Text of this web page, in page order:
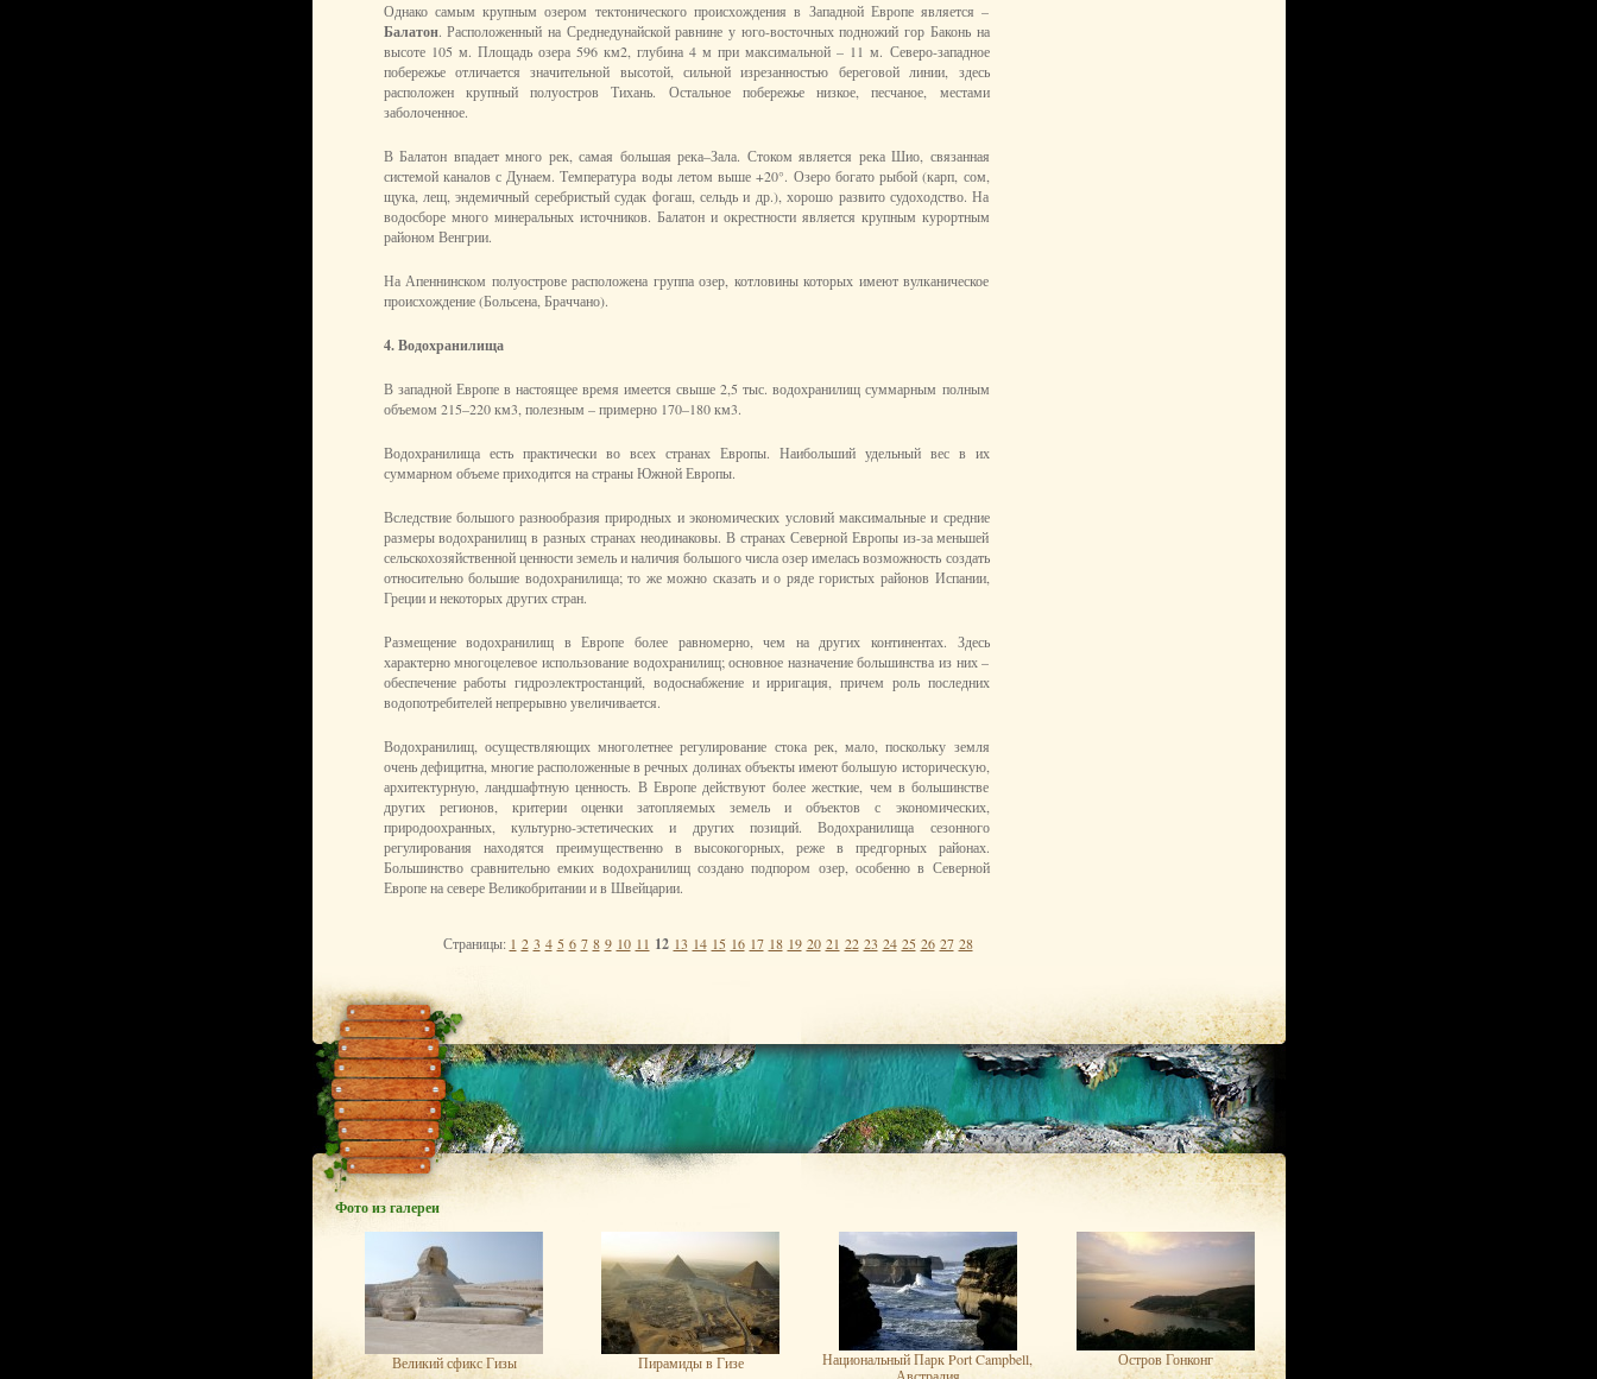
Однако самым крупным озером тектонического происхождения в Западной Европе является –
Балатон. Расположенный на Среднедунайской равнине у юго-восточных подножий гор Баконь на
высоте 105 м. Площадь озера 596 км2, глубина 4 м при максимальной – 11 м. Северо-западное
побережье отличается значительной высотой, сильной изрезанностью береговой линии, здесь
расположен крупный полуостров Тихань. Остальное побережье низкое, песчаное, местами
заболоченное.
В Балатон впадает много рек, самая большая река–Зала. Стоком является река Шио, связанная
системой каналов с Дунаем. Температура воды летом выше +20°. Озеро богато рыбой (карп, сом,
щука, лещ, эндемичный серебристый судак фогаш, сельдь и др.), хорошо развито судоходство. На
водосборе много минеральных источников. Балатон и окрестности является крупным курортным
районом Венгрии.
На Апеннинском полуострове расположена группа озер, котловины которых имеют вулканическое
происхождение (Больсена, Браччано).
4. Водохранилища
В западной Европе в настоящее время имеется свыше 2,5 тыс. водохранилищ суммарным полным
объемом 215–220 км3, полезным – примерно 170–180 км3.
Водохранилища есть практически во всех странах Европы. Наибольший удельный вес в их
суммарном объеме приходится на страны Южной Европы.
Вследствие большого разнообразия природных и экономических условий максимальные и средние
размеры водохранилищ в разных странах неодинаковы. В странах Северной Европы из-за меньшей
сельскохозяйственной ценности земель и наличия большого числа озер имелась возможность создать
относительно большие водохранилища; то же можно сказать и о ряде гористых районов Испании,
Греции и некоторых других стран.
Размещение водохранилищ в Европе более равномерно, чем на других континентах. Здесь
характерно многоцелевое использование водохранилищ; основное назначение большинства из них –
обеспечение работы гидроэлектростанций, водоснабжение и ирригация, причем роль последних
водопотребителей непрерывно увеличивается.
Водохранилищ, осуществляющих многолетнее регулирование стока рек, мало, поскольку земля
очень дефицитна, многие расположенные в речных долинах объекты имеют большую историческую,
архитектурную, ландшафтную ценность. В Европе действуют более жесткие, чем в большинстве
других регионов, критерии оценки затопляемых земель и объектов с экономических,
природоохранных, культурно-эстетических и других позиций. Водохранилища сезонного
регулирования находятся преимущественно в высокогорных, реже в предгорных районах.
Большинство сравнительно емких водохранилищ создано подпором озер, особенно в Северной
Европе на севере Великобритании и в Швейцарии.
Страницы: 1 2 3 4 5 6 7 8 9 10 11 12 13 14 15 16 17 18 19 20 21 22 23 24 25 26 27 28
Фото из галереи
Великий сфикс Гизы Пирамиды в Гизе
Национальный Парк Port Campbell,
Остров Гонконг